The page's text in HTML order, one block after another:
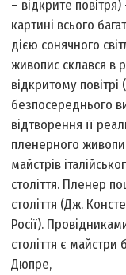
– відкрите
картині всього
дією сонячного
живопис склався в
відкритому
безпосереднього
відтворення її
пленерного
майстрів
століття. Пленер
століття (Дж.
Росії).
століття є
Дюпре,